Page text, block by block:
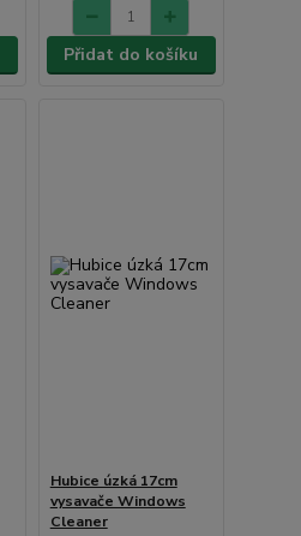
Přidat do košíku
Hubice úzká 17cm
vysavače Windows
Cleaner